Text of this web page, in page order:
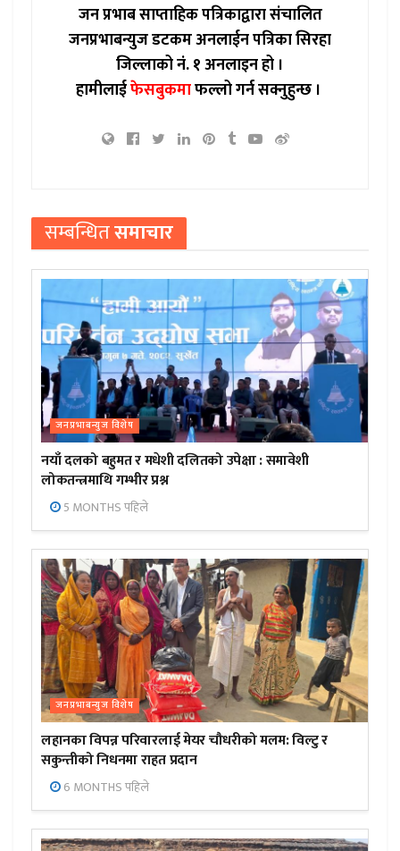
जन प्रभाब साप्ताहिक पत्रिकाद्वारा संचालित
जनप्रभाबन्युज डटकम अनलाईन पत्रिका सिरहा
जिल्लाको नं. १ अनलाइन हो ।
हामीलाईफेसबुकमाफल्लो गर्न सक्नुहुन्छ ।
सम्बन्धितसमाचार
जनप्रभाबन्युज विशेष
नयाँ दलको बहुमत र मधेशी दलितको उपेक्षा : समावेशी
लोकतन्त्रमाथि गम्भीर प्रश्न
5 MONTHS पहिले
जनप्रभाबन्युज विशेष
लहानका विपन्न परिवारलाई मेयर चौधरीको मलम: विल्टु र
सकुन्तीको निधनमा राहत प्रदान
6 MONTHS पहिले